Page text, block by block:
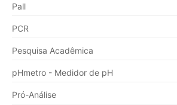
Pall
PCR
Pesquisa Acadêmica
pHmetro - Medidor de pH
Pró-Análise